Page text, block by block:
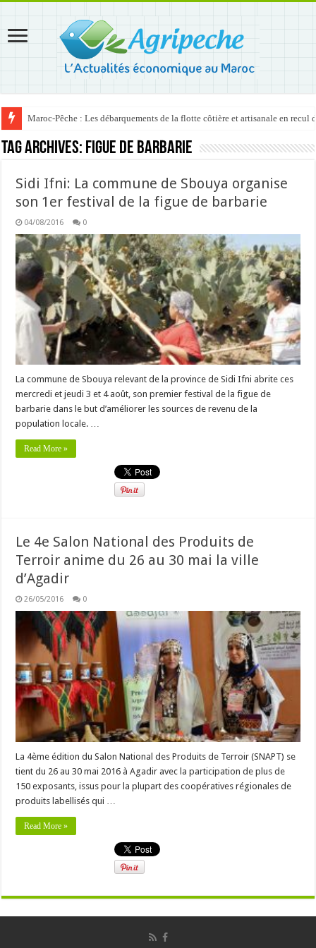
Maroc-Pêche : Les débarquements de la flotte côtière et artisanale en recul
Tag Archives: figue de barbarie
Sidi Ifni: La commune de Sbouya organise
son 1er festival de la figue de barbarie
04/08/2016 0
La commune de Sbouya relevant de la province de Sidi Ifni abrite ces
mercredi et jeudi 3 et 4 août, son premier festival de la figue de
barbarie dans le but d’améliorer les sources de revenu de la
population locale. …
Read More »
Le 4e Salon National des Produits de
Terroir anime du 26 au 30 mai la ville
d’Agadir
26/05/2016 0
La 4ème édition du Salon National des Produits de Terroir (SNAPT) se
tient du 26 au 30 mai 2016 à Agadir avec la participation de plus de
150 exposants, issus pour la plupart des coopératives régionales de
produits labellisés qui …
Read More »